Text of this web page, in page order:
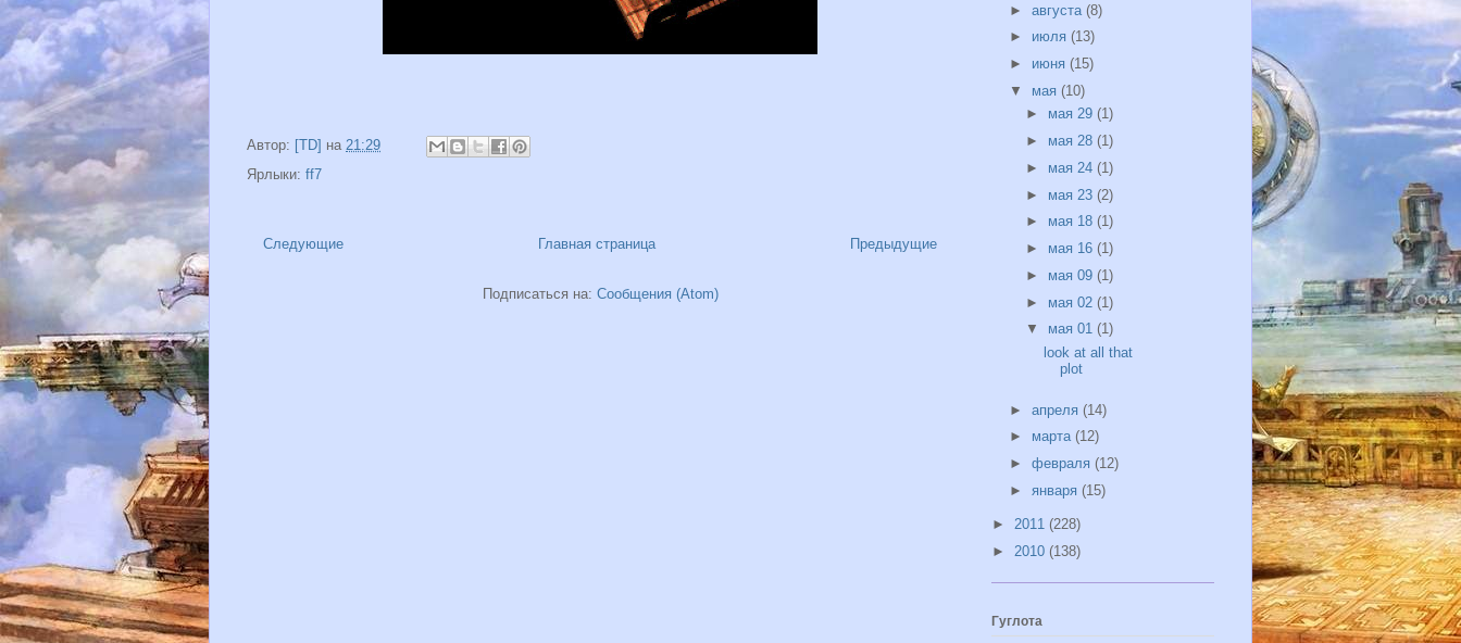
Автор: [TD] на 21:29
Ярлыки: ff7
Следующие Предыдущие
Главная страница
Подписаться на: Сообщения (Atom)
► августа (8)
► июля (13)
► июня (15)
▼ мая (10)
► мая 29(1)
► мая 28(1)
► мая 24(1)
► мая 23(2)
► мая 18(1)
► мая 16(1)
► мая 09(1)
► мая 02(1)
▼ мая 01(1)
look at all that
plot
► апреля (14)
► марта (12)
► февраля (12)
► января (15)
► 2011 (228)
► 2010 (138)
Гуглота